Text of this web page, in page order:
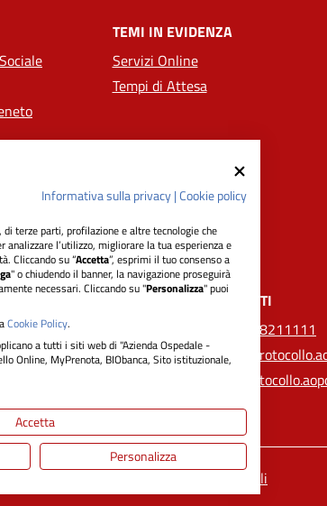
TEMI IN EVIDENZA
Servizi Online
Tempi di Attesa
00349040287
CONTATTI
0498211111
Email:
Note legali
Informativa sulla privacy|Cookie policy
terze parti, profilazione e altre tecnologie che
analizzare l’utilizzo, migliorare la tua esperienza e
Cliccando su “Accetta”, esprimi il tuo consenso a
" o chiudendo il banner, la navigazione proseguirà
necessari. Cliccando su "Personalizza" puoi
Cookie Policy.
a tutti i siti web di "Azienda Ospedale -
Online, MyPrenota, BIObanca, Sito istituzionale,
Accetta
Personalizza